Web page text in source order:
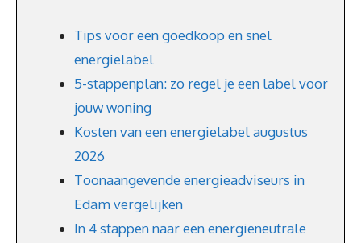
Tips voor een goedkoop en snel
energielabel
5-stappenplan: zo regel je een label voor
jouw woning
Kosten van een energielabel augustus
2026
Toonaangevende energieadviseurs in
Edam vergelijken
In 4 stappen naar een energieneutrale